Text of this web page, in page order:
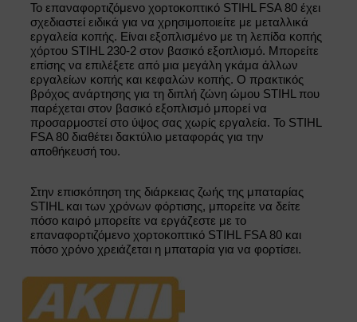
Το επαναφορτιζόμενο χορτοκοπτικό STIHL FSA 80 έχει
σχεδιαστεί ειδικά για να χρησιμοποιείτε με μεταλλικά
εργαλεία κοπής. Είναι εξοπλισμένο με τη λεπίδα κοπής
χόρτου STIHL 230-2 στον βασικό εξοπλισμό. Μπορείτε
επίσης να επιλέξετε από μια μεγάλη γκάμα άλλων
εργαλείων κοπής και κεφαλών κοπής. Ο πρακτικός
βρόχος ανάρτησης για τη διπλή ζώνη ώμου STIHL που
παρέχεται στον βασικό εξοπλισμό μπορεί να
προσαρμοστεί στο ύψος σας χωρίς εργαλεία. Το STIHL
FSA 80 διαθέτει δακτύλιο μεταφοράς για την
αποθήκευσή του.
Στην επισκόπηση της διάρκειας ζωής της μπαταρίας
STIHL και των χρόνων φόρτισης, μπορείτε να δείτε
πόσο καιρό μπορείτε να εργάζεστε με το
επαναφορτιζόμενο χορτοκοπτικό STIHL FSA 80 και
πόσο χρόνο χρειάζεται η μπαταρία για να φορτίσει.